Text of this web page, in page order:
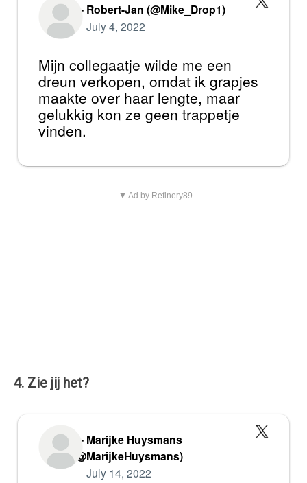
Mijn collegaatje wilde me een
dreun verkopen, omdat ik grapjes
maakte over haar lengte, maar
gelukkig kon ze geen trappetje
vinden.
— Robert-Jan (@Mike_Drop1)
July 4, 2022
▼ Ad by Refinery89
4. Zie jij het?
— Marijke Huysmans
(@MarijkeHuysmans)
July 14, 2022